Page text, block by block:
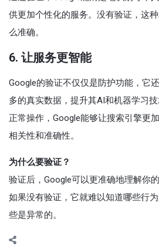
供更加个性化的服务。没有验证，这
么准确。
6. 让服务更智能
Google的验证不仅仅是防护功能，它
多的真实数据，提升其AI和机器学习
正常操作，Google能够让搜索引擎更
相关性和准确性。
为什么要验证？
验证后，Google可以更准确地理解你
如果没有验证，它就难以知道哪些行
些是异常的。